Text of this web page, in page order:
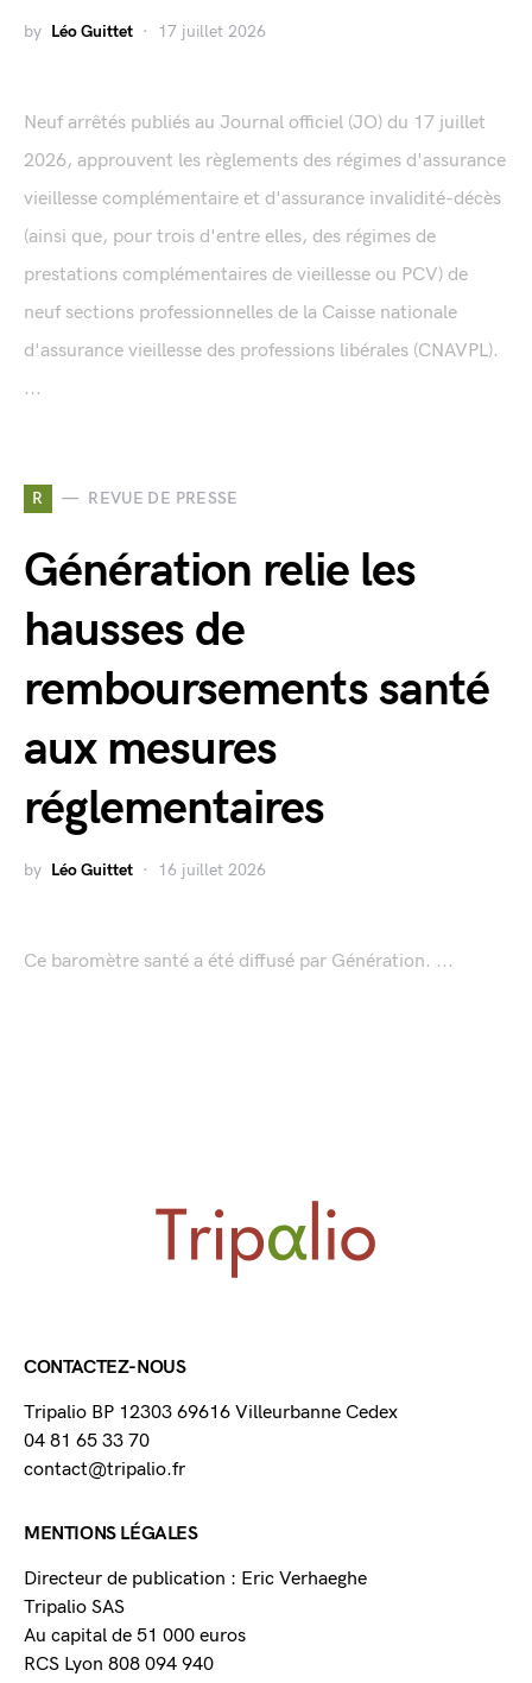
by Léo Guittet 17 juillet 2026
Neuf arrêtés publiés au Journal officiel (JO) du 17 juillet
2026, approuvent les règlements des régimes d'assurance
vieillesse complémentaire et d'assurance invalidité-décès
(ainsi que, pour trois d'entre elles, des régimes de
prestations complémentaires de vieillesse ou PCV) de
neuf sections professionnelles de la Caisse nationale
d'assurance vieillesse des professions libérales (CNAVPL).
...
R REVUE DE PRESSE
Génération relie les
hausses de
remboursements santé
aux mesures
réglementaires
by Léo Guittet 16 juillet 2026
Ce baromètre santé a été diffusé par Génération. ...
CONTACTEZ-NOUS
Tripalio BP 12303 69616 Villeurbanne Cedex
04 81 65 33 70
contact@tripalio.fr
MENTIONS LÉGALES
Directeur de publication : Eric Verhaeghe
Tripalio SAS
Au capital de 51 000 euros
RCS Lyon 808 094 940